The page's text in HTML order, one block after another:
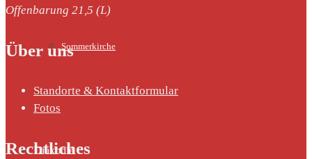
Sommerkirche
Diakonie
Offenbarung 21,5 (L)
Über uns
Standorte & Kontaktformular
Fotos
Rechtliches